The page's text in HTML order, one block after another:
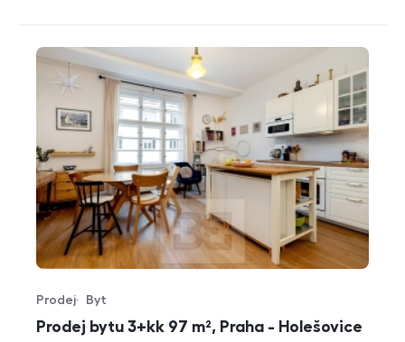
Prodej bytu 3+kk 97 m², Praha - Holešovice
Typ nabídky
Prodej
Typ nemovitosti
Byt